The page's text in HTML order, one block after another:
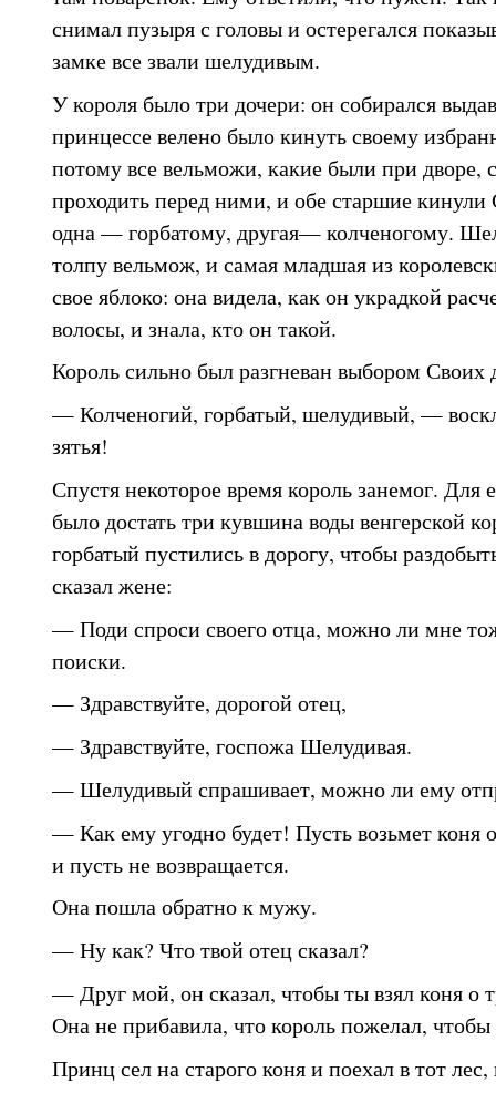
снимал пузыря с головы и остерегался
замке все звали шелудивым.
У короля было три дочери: он собирался
принцессе велено было кинуть своему
потому все вельможи, какие были при дворе,
проходить перед ними, и обе старшие
одна — горбатому, другая— колченогому.
толпу вельмож, и самая младшая из
свое яблоко: она видела, как он украдкой
волосы, и знала, кто он такой.
Король сильно был разгневан выбором Своих
— Колченогий, горбатый, шелудивый, —
зятья!
Спустя некоторое время король занемог. Для
было достать три кувшина воды венгерской
горбатый пустились в дорогу, чтобы
сказал жене:
— Поди спроси своего отца, можно ли мне
поиски.
— Здравствуйте, дорогой отец,
— Здравствуйте, госпожа Шелудивая.
— Шелудивый спрашивает, можно ли ему
— Как ему угодно будет! Пусть возьмет коня
и пусть не возвращается.
Она пошла обратно к мужу.
— Ну как? Что твой отец сказал?
— Друг мой, он сказал, чтобы ты взял коня о
Она не прибавила, что король пожелал, чтобы
Принц сел на старого коня и поехал в тот лес,